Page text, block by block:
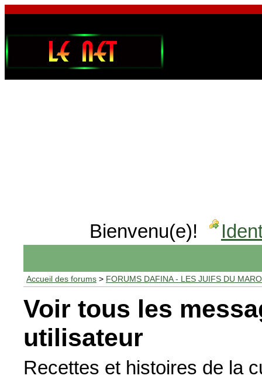
Bienvenu(e)!
Accueil des forums > FORUMS DAFINA - LES JUIFS DU
Voir tous les
utilisateur
Recettes et histoires de la